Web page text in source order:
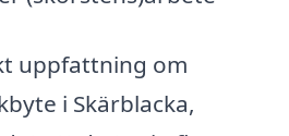
uppfattning om
i Skärblacka,